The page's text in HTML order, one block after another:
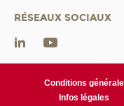
RÉSEAUX SOCIAUX
Conditions
Infos légales